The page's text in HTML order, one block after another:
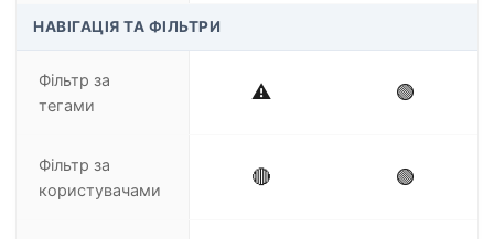
НАВІГАЦІЯ ТА ФІЛЬТРИ
Фільтр за
тегами
⚠️ 🟢
Фільтр за
користувачами
🔴 🟢